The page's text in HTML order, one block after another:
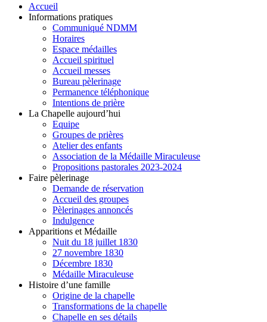
Accueil
Informations pratiques
Communiqué NDMM
Horaires
Espace médailles
Accueil spirituel
Accueil messes
Bureau pèlerinage
Permanence téléphonique
Intentions de prière
La Chapelle aujourd’hui
Equipe
Groupes de prières
Atelier des enfants
Association de la Médaille Miraculeuse
Propositions pastorales 2023-2024
Faire pèlerinage
Demande de réservation
Accueil des groupes
Pèlerinages annoncés
Indulgence
Apparitions et Médaille
Nuit du 18 juillet 1830
27 novembre 1830
Décembre 1830
Médaille Miraculeuse
Histoire d’une famille
Origine de la chapelle
Transformations de la chapelle
Chapelle en ses détails